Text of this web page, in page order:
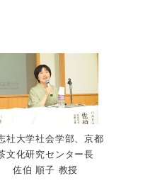
社大学社会学部、京都
文化研究センター長
佐伯 順子 教授